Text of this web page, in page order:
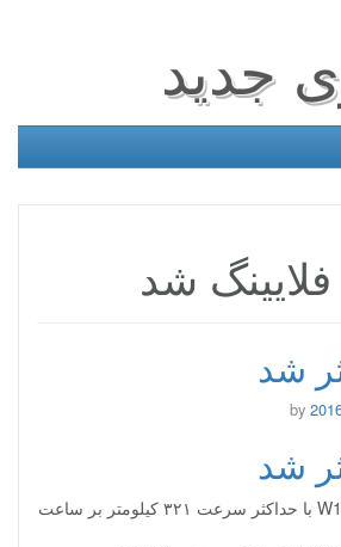
جدید
شد
شد
شد
بنتلی فلایینگ اسپر W12 S با حداکثر سرعت ۳۲۱ کیلومتر بر ساعت